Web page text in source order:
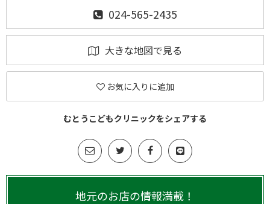
024-565-2435
大きな地図で見る
お気に入りに追加
むとうこどもクリニックをシェアする
地元のお店の情報満載！